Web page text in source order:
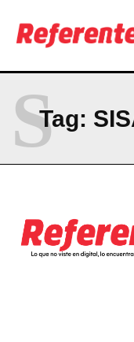
Linux nació como un
Los 40 ya no son la
partida
ABOUT
CONTACT
Tag:
S